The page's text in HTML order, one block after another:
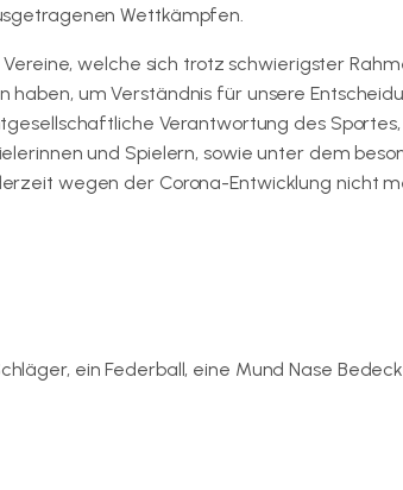
Wettkämpfen.
welche sich trotz schwierigster
haben, um Verständnis für unsere
Verantwortung des
und Spielern, sowie unter dem
wegen der Corona-Entwicklung nicht